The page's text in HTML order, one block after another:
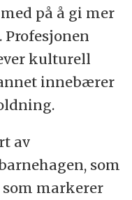
på å gi mer
kulturell
innebærer
av
som
markerer